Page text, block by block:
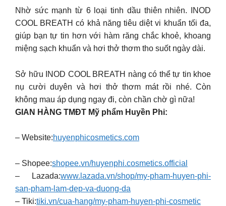
Nhờ sức mạnh từ 6 loại tinh dầu thiên nhiên. INOD
COOL BREATH có khả năng tiêu diệt vi khuẩn tối đa,
giúp bạn tự tin hơn với hàm răng chắc khoẻ, khoang
miệng sạch khuẩn và hơi thở thơm tho suốt ngày dài.
Sở hữu INOD COOL BREATH nàng có thể tự tin khoe
nụ cười duyên và hơi thở thơm mát rồi nhé. Còn
không mau áp dụng ngay đi, còn chần chờ gì nữa!
GIAN HÀNG TMĐT Mỹ phẩm Huyền Phi:
– Website:huyenphicosmetics.com
– Shopee:shopee.vn/huyenphi.cosmetics.official
– Lazada:www.lazada.vn/shop/my-pham-huyen-phi-
san-pham-lam-dep-va-duong-da
– Tiki:tiki.vn/cua-hang/my-pham-huyen-phi-cosmetic